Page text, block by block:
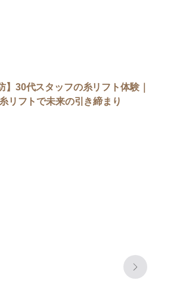
】30代スタッフの糸リフト体験｜
リフトで未来の引き締まり